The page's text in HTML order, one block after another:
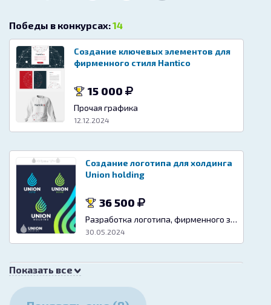
Победы в конкурсах:14
Создание ключевых элементов для
фирменного стиля Hantico
15 000
Прочая графика
12.12.2024
Создание логотипа для холдинга
Union holding
36 500
Разработка логотипа, фирменного знака
30.05.2024
Разработка графического элемента
к основному логотипу
Показать все